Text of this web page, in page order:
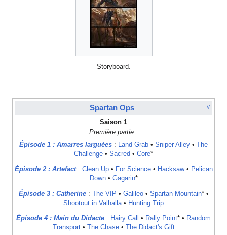
Storyboard.
V
Spartan Ops
Saison 1
Première partie :
Épisode 1 : Amarres larguées : Land Grab • Sniper Alley • The
Challenge • Sacred • Core*
Épisode 2 : Artefact: Clean Up• For Science• Hacksaw• Pelican
Down• Gagarin*
Épisode 3 : Catherine: The VIP • Galileo• Spartan Mountain* •
Shootout in Valhalla • Hunting Trip
Épisode 4 : Main du Didacte : Hairy Call • Rally Point* • Random
Transport• The Chase• The Didact's Gift